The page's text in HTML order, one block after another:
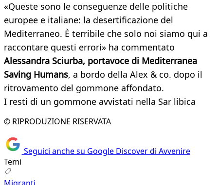
«Queste sono le conseguenze delle politiche
europee e italiane: la desertificazione del
Mediterraneo. È terribile che solo noi siamo qui a
raccontare questi errori» ha commentato
Alessandra Sciurba, portavoce di Mediterranea
Saving Humans, a bordo della Alex & co. dopo il
ritrovamento del gommone affondato.
I resti di un gommone avvistati nella Sar libica
© RIPRODUZIONE RISERVATA
Seguici anche su Google Discover di Avvenire
Temi